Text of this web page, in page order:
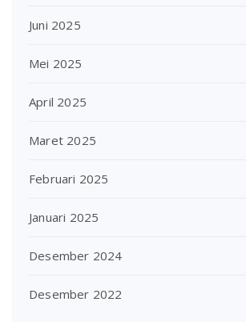
Juni 2025
Mei 2025
April 2025
Maret 2025
Februari 2025
Januari 2025
Desember 2024
Desember 2022